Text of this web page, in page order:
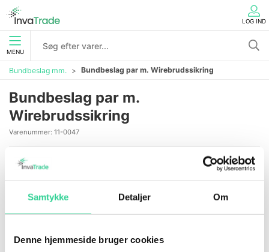
Samtykke Detaljer Om
Denne hjemmeside bruger cookies
LOG IND
MENU
Bundbeslag mm. Bundbeslag par m. Wirebrudssikring
Bundbeslag par m.
Wirebrudssikring
Varenummer: 11-0047